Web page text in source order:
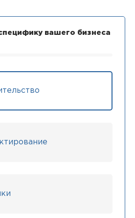
вашего бизнеса